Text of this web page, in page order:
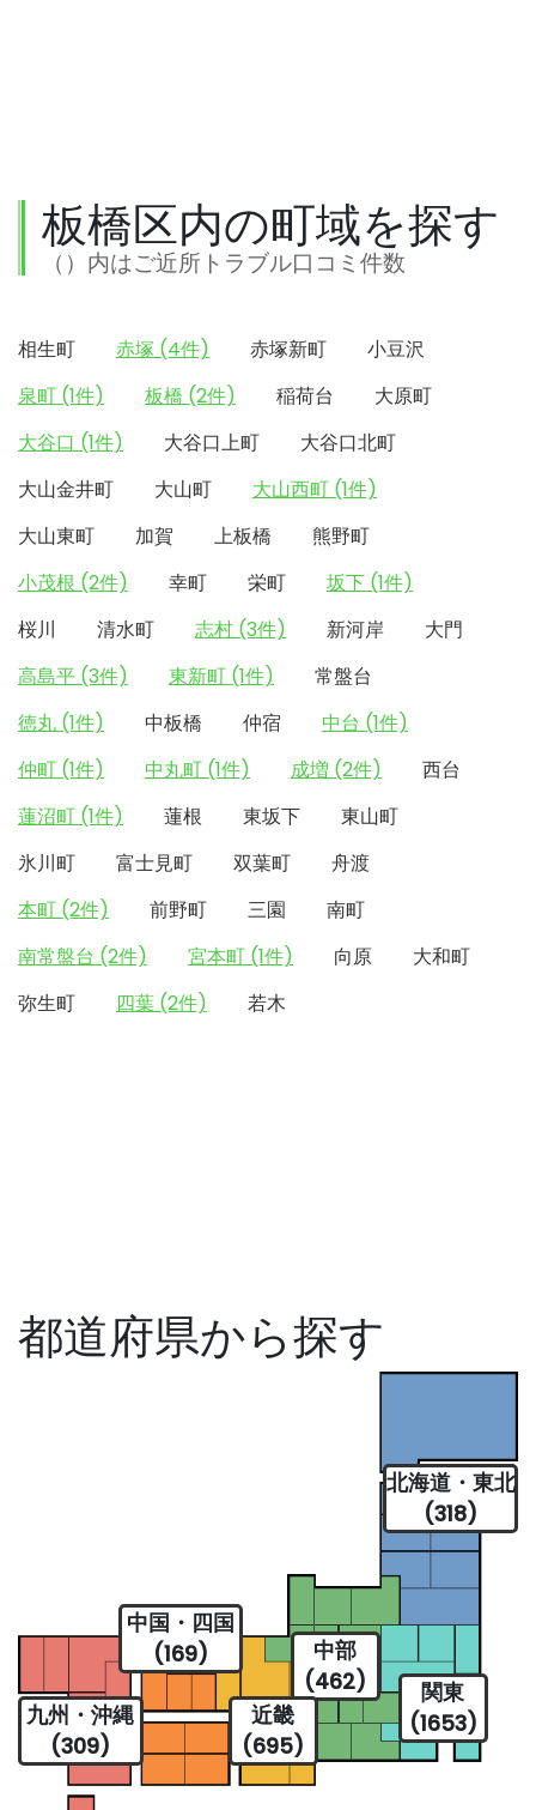
板橋区内の町域を探す
（）内はご近所トラブル口コミ件数
相生町 赤塚 (4件) 赤塚新町
小豆沢
泉町 (1件)
板橋 (2件) 稲荷台
大原町
大谷口 (1件)
大谷口上町
大谷口北町
大山金井町
大山町
大山西町 (1件)
大山東町
加賀 上板橋
熊野町
小茂根 (2件)
幸町 栄町
坂下 (1件)
桜川
清水町 志村 (3件) 新河岸
大門
高島平 (3件)
東新町 (1件)
常盤台
徳丸 (1件)
中板橋 仲宿
中台 (1件)
仲町 (1件)
中丸町 (1件) 成増 (2件)
西台
蓮沼町 (1件)
蓮根 東坂下
東山町
氷川町
富士見町 双葉町
舟渡
本町 (2件)
前野町 三園
南町
南常盤台 (2件)
宮本町 (1件) 向原
大和町
弥生町
四葉 (2件) 若木
都道府県から探す
北海道・東北
(318)
関東
(1653)
中部
(462)
近畿
(695)
中国・四国
(169)
九州・沖縄
(309)